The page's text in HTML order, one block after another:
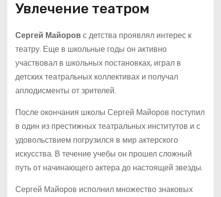
Увлечение театром
Сергей Майоровс детства проявлял интерес к
театру. Еще в школьные годы он активно
участвовал в школьных постановках, играл в
детских театральных коллективах и получал
аплодисменты от зрителей.
После окончания школы Сергей Майоров поступил
в один из престижных театральных институтов и с
удовольствием погрузился в мир актерского
искусства. В течение учебы он прошел сложный
путь от начинающего актера до настоящей звезды.
Сергей Майоров исполнил множество знаковых